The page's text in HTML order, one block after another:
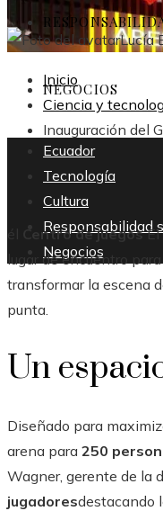
NEGOCIOS
Ecuador
Tecnología
Cultura
Responsabilidad
Negocios
Lucía
Inicio
Ciencia y
Inauguración del
Centro de juegosEl
lugar de encuentro
transformar la escena
punta.
Un
Diseñado para
arena para 250
Wagner, gerente de la
jugadoresdestacando